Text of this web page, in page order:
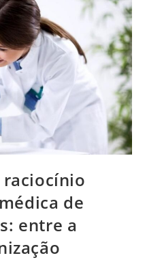
de
entre a